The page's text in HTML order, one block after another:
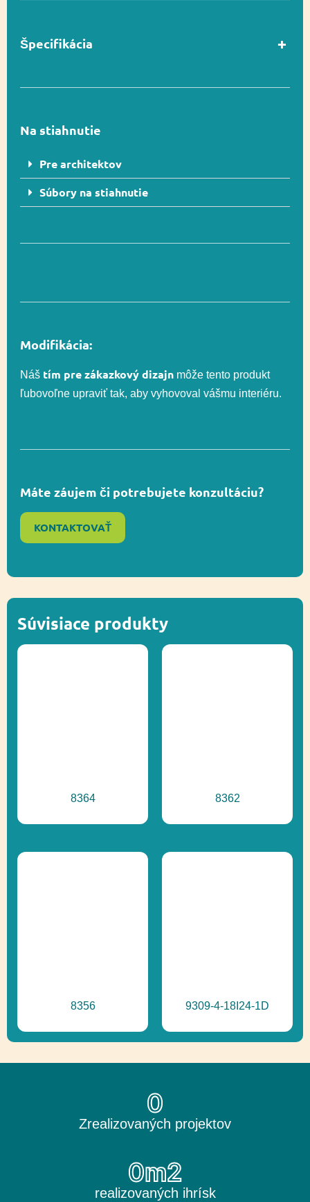
Špecifikácia
Počet používateľov 13
EN 1176-1
Rozmer
Rozmer
793 x 1206 cm (65
Výška voľného
pádu
Funkčnosť
Socializácia,
Na stiahnutie
Pre architektov
Súbory na stiahnutie
Modifikácia:
Náš tím pre zákazkový dizajn môže tento produkt
ľubovoľne upraviť tak, aby vyhovoval vášmu interiéru.
Máte záujem či potrebujete konzultáciu?
KONTAKTOVAŤ
Súvisiace produkty
8364 8362
8356 9309-4-18I24-1D
Zrealizovaných projektov
0
realizovaných ihrísk
0m2